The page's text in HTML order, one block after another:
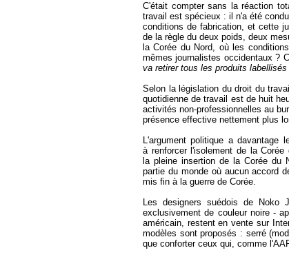
C'était compter sans la réaction
travail est spécieux : il n'a été
conditions de fabrication, et cette
de la règle du deux poids, deux
la Corée du Nord, où les
mêmes journalistes occidentaux ?
va retirer tous les produits
Selon la législation du droit du
quotidienne de travail est de huit
activités non-professionnelles au
présence effective nettement plus
L'argument politique a
à renforcer l'isolement de la
la pleine insertion de la Corée du
partie du monde où aucun accord
mis fin à la guerre de Corée.
Les designers suédois de Noko
exclusivement de couleur noire -
américain, restent en vente sur
modèles sont proposés : serré
que conforter ceux qui, comme